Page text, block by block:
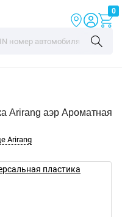
0
Arirang аэр Ароматная
Arirang